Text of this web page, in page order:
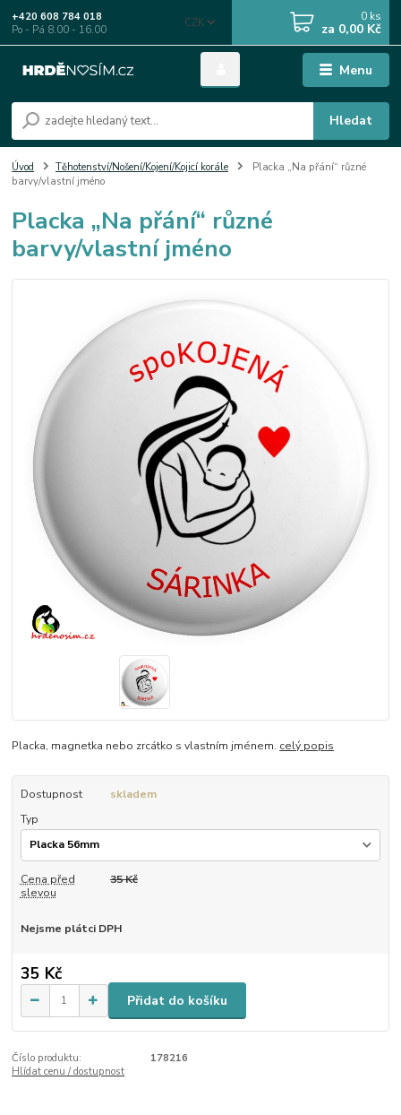
Menu
CZK
Hledat
+420 608 784 018
Po - Pá 8.00 - 16.00
0 ks
za 0,00 Kč
Úvod Těhotenství/Nošení/Kojení/Kojicí korále
Placka „Na přání“ různé
barvy/vlastní jméno
Placka „Na přání“ různé
barvy/vlastní jméno
Placka, magnetka nebo zrcátko s vlastním jménem. celý popis
Dostupnost
skladem
Typ
Cena před
slevou
35 Kč
Nejsme plátci DPH
35 Kč
Přidat do košíku
Číslo produktu:
178216
Hlídat cenu / dostupnost